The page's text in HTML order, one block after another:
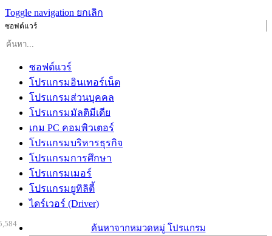
Toggle navigation ยกเลิก
ซอฟต์แวร์
ซอฟต์แวร์
โปรแกรมอินเทอร์เน็ต
โปรแกรมส่วนบุคคล
โปรแกรมมัลติมีเดีย
เกม PC คอมพิวเตอร์
โปรแกรมบริหารธุรกิจ
โปรแกรมการศึกษา
โปรแกรมเมอร์
โปรแกรมยูทิลิตี้
ไดร์เวอร์ (Driver)
ค้นหาจากหมวดหมู่ โปรแกรม